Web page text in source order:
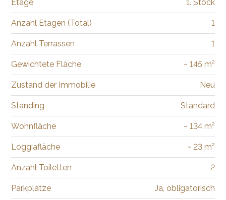
Etage 1. Stock
Anzahl Etagen (Total) 1
Anzahl Terrassen 1
Gewichtete Fläche ~ 145 m²
Zustand der Immobilie Neu
Standing Standard
Wohnfläche ~ 134 m²
Loggiafläche ~ 23 m²
Anzahl Toiletten 2
Parkplätze Ja, obligatorisch